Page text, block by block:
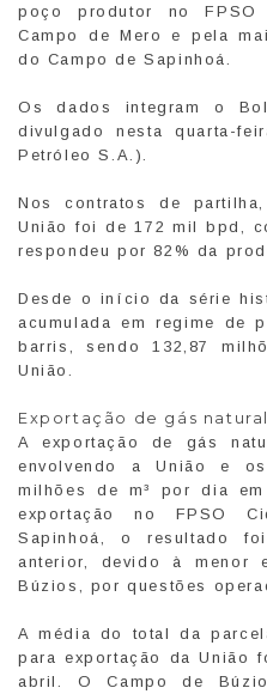
poço produtor no FPSO
Campo de Mero e pela
do Campo de Sapinhoá.
Os dados integram o
divulgado nesta quarta-
Petróleo S.A.).
Nos contratos de
União foi de 172 mil bpd,
respondeu por 82% da
Desde o início da série
acumulada em regime de
barris, sendo 132,87
União.
Exportação de gás natural
A exportação de gás
envolvendo a União e
milhões de m³ por dia
exportação no FPSO
Sapinhoá, o resultado
anterior, devido à menor
Búzios, por questões
A média do total da
para exportação da União
abril. O Campo de